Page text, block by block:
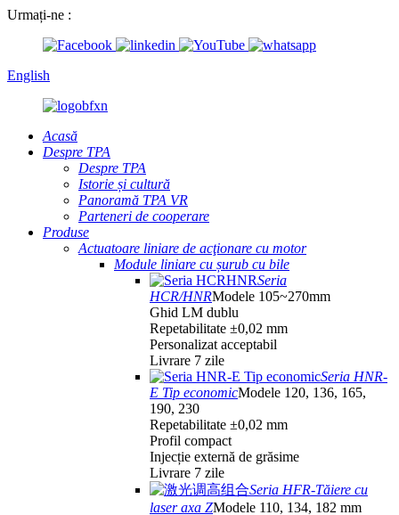
Urmați-ne :
English
Acasă
Despre TPA
Despre TPA
Istorie și cultură
Panoramă TPA VR
Parteneri de cooperare
Produse
Actuatoare liniare de acţionare cu motor
Module liniare cu șurub cu bile
Seria
HCR/HNRModele 105~270mm
Ghid LM dublu
Repetabilitate ±0,02 mm
Personalizat acceptabil
Livrare 7 zile
Seria HNR-
E Tip economicModele 120, 136, 165,
190, 230
Repetabilitate ±0,02 mm
Profil compact
Injecție externă de grăsime
Livrare 7 zile
Seria HFR-Tăiere cu
laser axa ZModele 110, 134, 182 mm